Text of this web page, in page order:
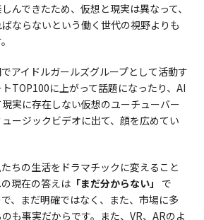
んできたため、仮想と現実は異なって、
ならないという働く世代の視野よりも
アイドルガールズグループとして活動す
TOP100に上がって話題になったり、AI
実に存在しない仮想のユーチューバー
ージックビデオに出て、顔を広めてい
ちの生活をドラマチックに変えること
現在の答えは 「まだ分からない」 で
、まだ明確ではなく、また、市場に多
も事実だからです。また、VR、ARのよ